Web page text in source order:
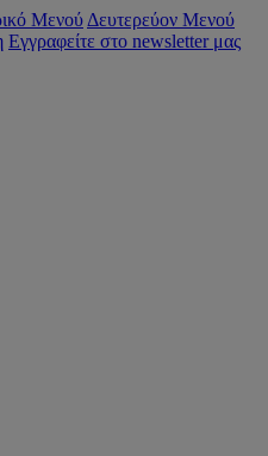
Μενού Δευτερεύον Μενού
Εγγραφείτε στο newsletter μας